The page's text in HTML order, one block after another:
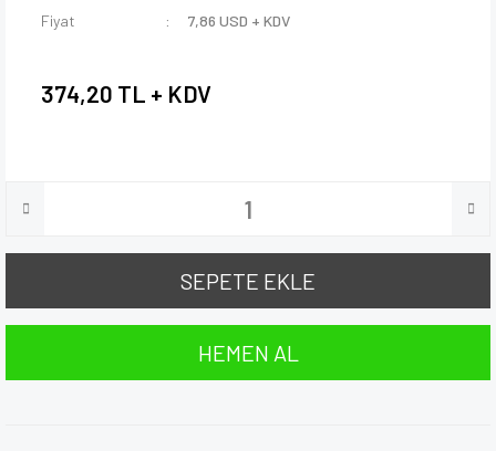
Fiyat
7,86 USD + KDV
374,20 TL + KDV
SEPETE EKLE
HEMEN AL